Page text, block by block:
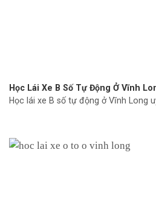
Học Lái Xe B Số Tự Động Ở Vĩnh
Học lái xe B số tự động ở Vĩnh Long